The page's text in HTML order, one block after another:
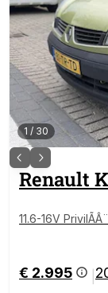
1 / 30
Renault
11.6-16V
€ 2.995